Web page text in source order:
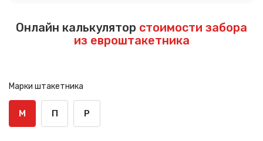
Онлайн калькулятор стоимости забора
из евроштакетника
Марки штакетника
М П Р